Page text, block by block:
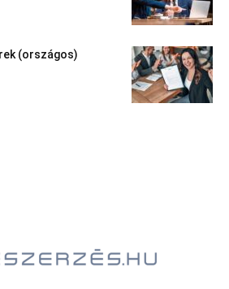
(országos)